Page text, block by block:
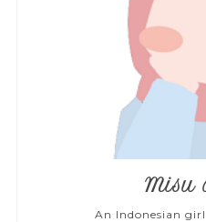
Misu
An Indonesian